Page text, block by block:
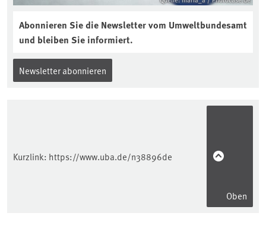
Abonnieren Sie die Newsletter vom Umweltbundesamt
und bleiben Sie informiert.
Newsletter abonnieren
Kurzlink: https://www.uba.de/n38896de
Oben